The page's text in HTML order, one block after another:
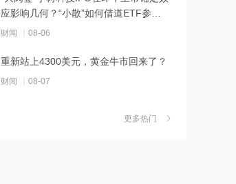
21:14
南大光电：公司高纯磷烷产能为140吨/
年，可用于制备磷化铟
21:13
应影响几何？“小散”如何借道ETF参
与？
财闻 08-06
重新站上4300美元，黄金牛市回来了？
财闻 08-07
四成？公司回应：设备还在安装中，谈
更多热门